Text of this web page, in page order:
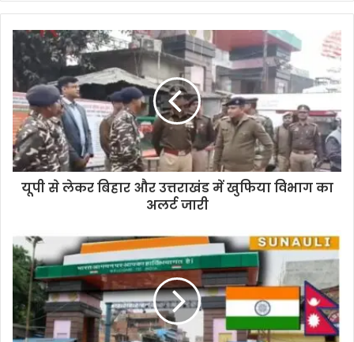
यूपी से लेकर बिहार और उत्तराखंड में खुफिया विभाग का
अलर्ट जारी